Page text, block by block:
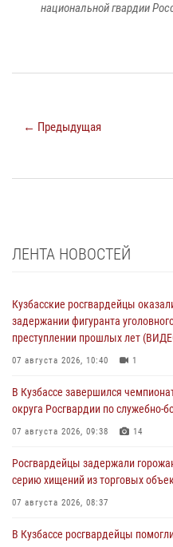
национальной гвардии
← Предыдущая
ЛЕНТА НОВОСТЕЙ
Кузбасские росгвардейцы
задержании фигуранта
преступлении прошлых лет
07 августа 2026, 10:40 1
В Кузбассе завершился
округа Росгвардии по служебно-
07 августа 2026, 09:38 14
Росгвардейцы задержали
серию хищений из торговых
07 августа 2026, 08:37
В Кузбассе росгвардейцы